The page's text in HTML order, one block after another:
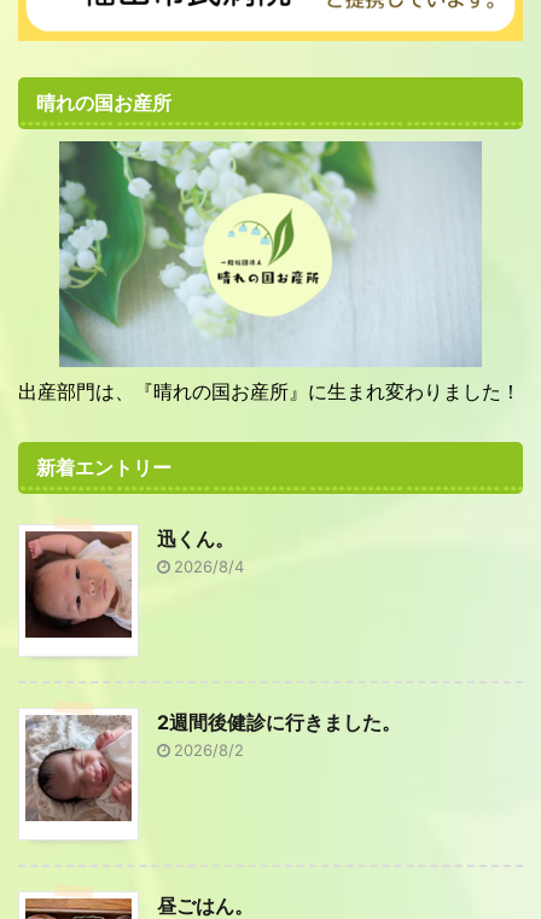
晴れの国お産所
出産部門は、『晴れの国お産所』に生まれ変わりました！
新着エントリー
迅くん。
2026/8/4
2週間後健診に行きました。
2026/8/2
昼ごはん。